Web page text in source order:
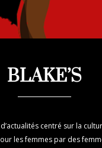
BLAKE’S
d’actualités centré sur la
les femmes par des